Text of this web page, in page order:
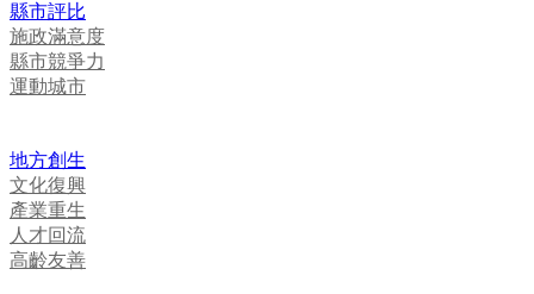
縣市評比
施政滿意度
縣市競爭力
運動城市
地方創生
文化復興
產業重生
人才回流
高齡友善